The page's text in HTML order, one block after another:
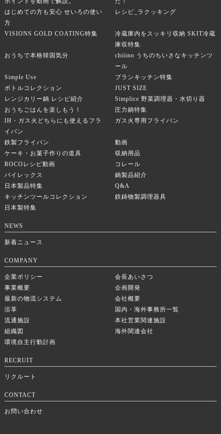
はじめての方も安心 せいろの使い
方
レシピ_ラクッキング
VISIONS GOLD COATING特集
冷蔵庫内をスッキリ収納 SKIT冷蔵
庫収特集
おうちで本格韓国気分
chiiino うちのちいさなキッチンツ
ール
Simple Use
ブランキッチン特集
ボトルコレクション
JUST SIZE
レンジカリー鍋 レシピ紹介
Simplice 野菜調理器・水切り器
おうちごはんを楽しもう！
圧力鍋特集
IH・ガス火どちらにも使えるフラ
イパン
ガス火専用フライパン
鉄製フライパン
動画
ケーキ・お菓子作りの道具
収納用品
ROCOレシピ動画
コレール
パイレックス
鍋製品紹介
日本製品特集
Q&A
キッチンツールコレクション
鉄鋳物製調理器具
日本製特集
NEWS
新着ニュース
COMPANY
企業ポリシー
会長あいさつ
事業概要
企画開発
最新の物流システム
会社概要
沿革
国内・海外事務所一覧
流通施設
本社営業関連施設
組織図
海外関連会社
環境自主行動計画
RECRUIT
リクルート
CONTACT
お問い合わせ